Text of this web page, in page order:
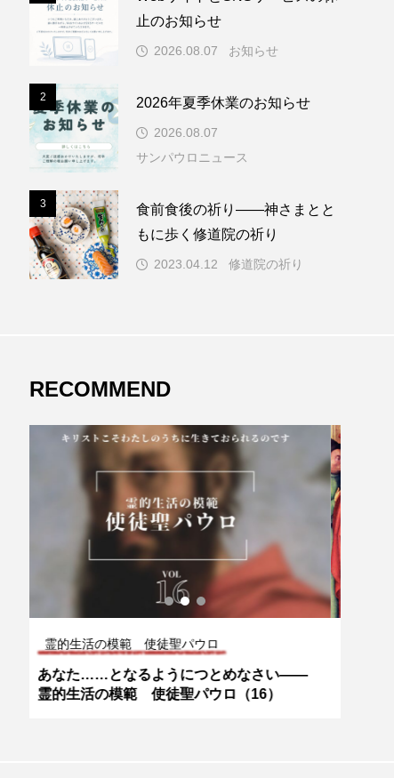
止のお知らせ
2026.08.07 お知らせ
2 2026年夏季休業のお知らせ
2026.08.07
サンパウロニュース
3
食前食後の祈り――神さまとと
もに歩く修道院の祈り
2023.04.12 修道院の祈り
RECOMMEND
そよかぜカレンダー
ご存知ですか？ 2月2日は主の奉献の祝日
です